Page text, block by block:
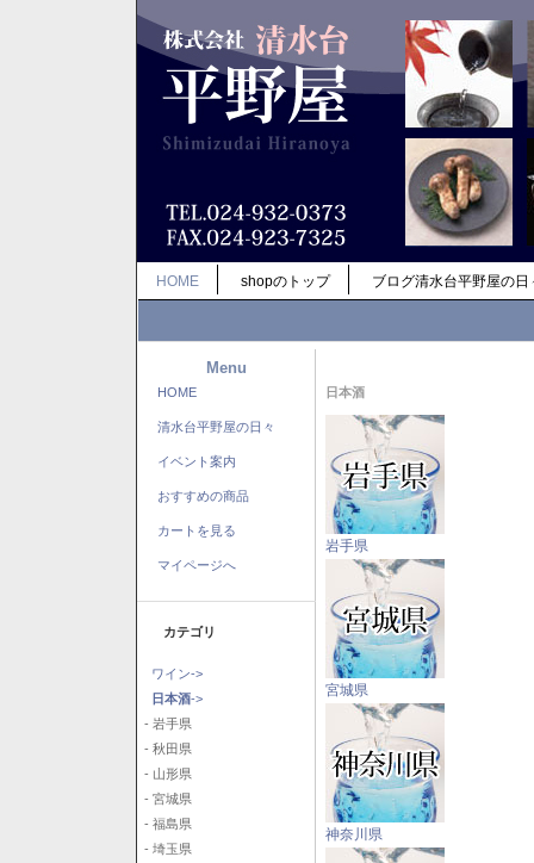
HOME shopのトップ ブログ清水台平野屋の日
Menu
HOME
清水台平野屋の日々
イベント案内
おすすめの商品
カートを見る
マイページへ
カテゴリ
ワイン->
日本酒->
- 岩手県
- 秋田県
- 山形県
- 宮城県
- 福島県
- 埼玉県
日本酒
岩手県
宮城県
神奈川県